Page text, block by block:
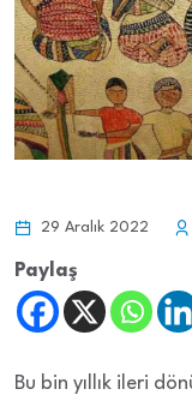
29 Aralık 2022
Paylaş
Bu bin yıllık ileri